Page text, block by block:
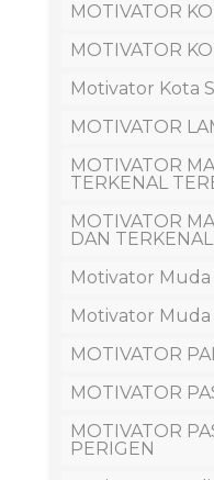
MOTIVATOR
MOTIVATOR
Motivator Kota
MOTIVATOR
MOTIVATOR
TERKENAL
MOTIVATOR
DAN TERKENAL
Motivator
Motivator Muda
MOTIVATOR
MOTIVATOR
MOTIVATOR
PERIGEN